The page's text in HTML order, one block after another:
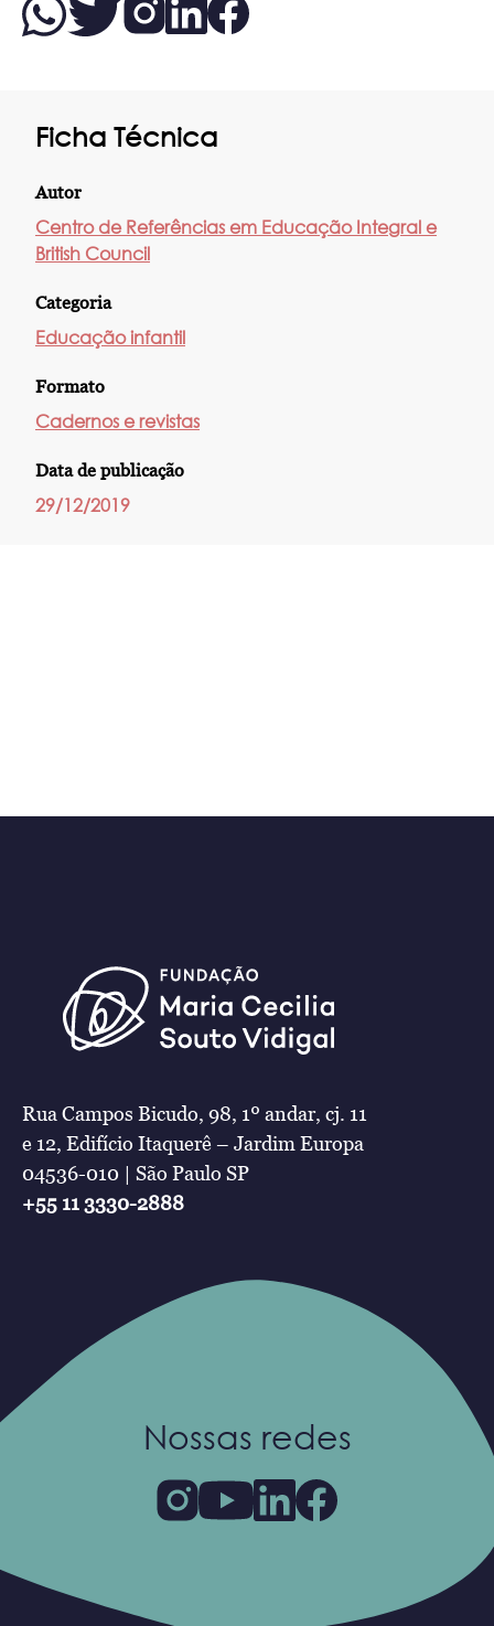
Ficha Técnica
Autor
Centro de Referências em Educação Integral e
British Council
Categoria
Educação infantil
Formato
Cadernos e revistas
Data de publicação
29/12/2019
Rua Campos Bicudo, 98, 1º andar, cj. 11
e 12, Edifício Itaquerê – Jardim Europa
04536-010 | São Paulo SP
+55 11 3330-2888
Nossas redes